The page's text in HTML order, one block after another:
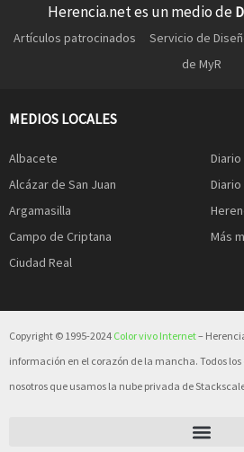
Herencia.net es un medio de
Artículos patrocinados Servicio de
de MyR
MEDIOS LOCALES
Albacete
Alcázar de San Juan
Argamasilla
Campo de Criptana
Ciudad Real
Diario
Diario
Más
Copyright © 1995-2024 Color vivo Internet–
información en el corazón de la mancha. Todos
nosotros que usamos la nube privada de